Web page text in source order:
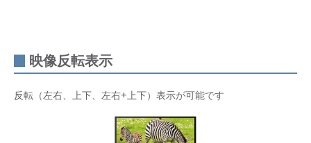
映像反転表示
反転（左右、上下、左右+上下）表示が可能です